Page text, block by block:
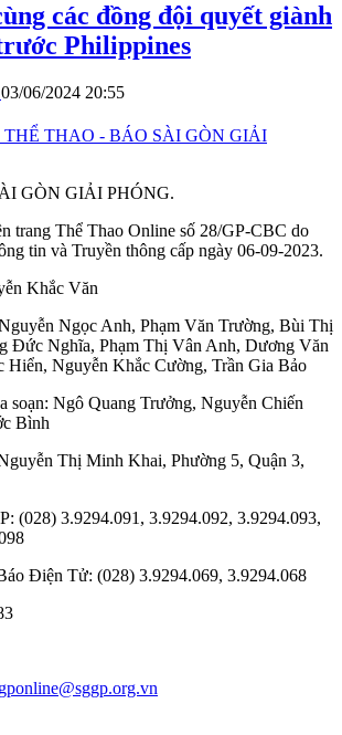
các đồng đội quyết giành
Philippines
03/06/2024 20:55
THAO - BÁO SÀI GÒN GIẢI
GÒN GIẢI PHÓNG.
trang Thể Thao Online số 28/GP-CBC do
tin và Truyền thông cấp ngày 06-09-2023.
Khắc Văn
Ngọc Anh, Phạm Văn Trường, Bùi Thị
Đức Nghĩa, Phạm Thị Vân Anh, Dương Văn
Hiển, Nguyễn Khắc Cường, Trần Gia Bảo
soạn: Ngô Quang Trưởng, Nguyễn Chiến
Bình
Thị Minh Khai, Phường 5, Quận 3,
(028) 3.9294.091, 3.9294.092, 3.9294.093,
Điện Tử: (028) 3.9294.069, 3.9294.068